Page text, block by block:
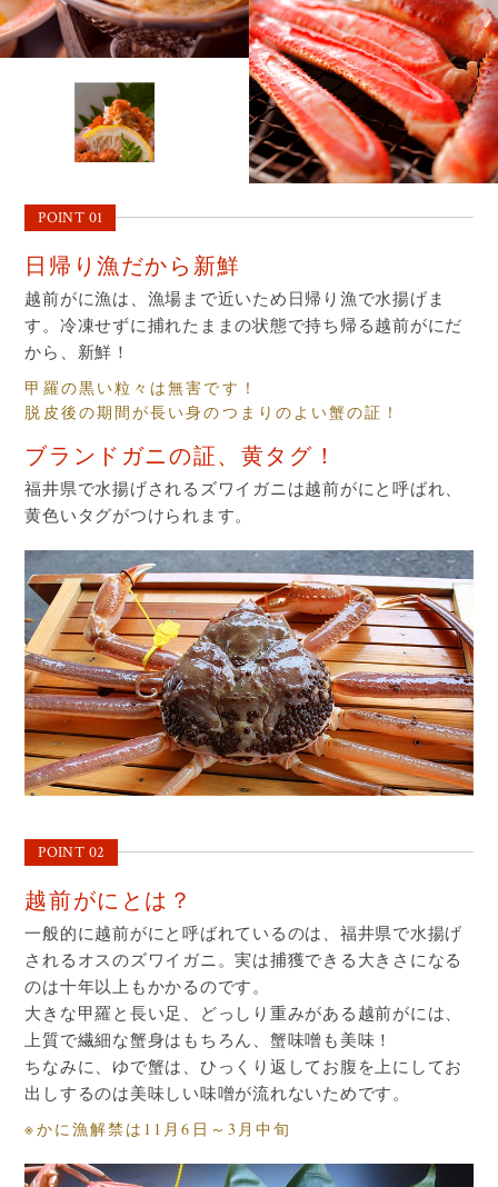
POINT 01
日帰り漁だから新鮮
越前がに漁は、漁場まで近いため日帰り漁で水揚げま
す。冷凍せずに捕れたままの状態で持ち帰る越前がにだ
から、新鮮！
甲羅の黒い粒々は無害です！
脱皮後の期間が長い身のつまりのよい蟹の証！
ブランドガニの証、黄タグ！
福井県で水揚げされるズワイガニは越前がにと呼ばれ、
黄色いタグがつけられます。
POINT 02
越前がにとは？
一般的に越前がにと呼ばれているのは、福井県で水揚げ
されるオスのズワイガニ。実は捕獲できる大きさになる
のは十年以上もかかるのです。
大きな甲羅と長い足、どっしり重みがある越前がには、
上質で繊細な蟹身はもちろん、蟹味噌も美味！
ちなみに、ゆで蟹は、ひっくり返してお腹を上にしてお
出しするのは美味しい味噌が流れないためです。
※かに漁解禁は11月6日～3月中旬